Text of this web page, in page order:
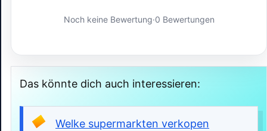
Noch keine Bewertung·0 Bewertungen
Das könnte dich auch interessieren:
Welke supermarkten verkopen